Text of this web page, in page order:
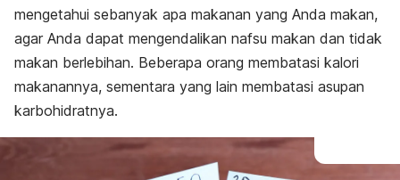
mengetahui sebanyak apa makanan yang Anda makan,
agar Anda dapat mengendalikan nafsu makan dan tidak
makan berlebihan. Beberapa orang membatasi kalori
makanannya, sementara yang lain membatasi asupan
karbohidratnya.